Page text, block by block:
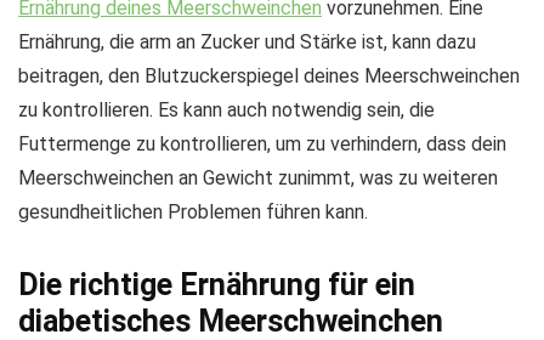
Ernährung deines Meerschweinchen vorzunehmen. Eine
Ernährung, die arm an Zucker und Stärke ist, kann dazu
beitragen, den Blutzuckerspiegel deines Meerschweinchen
zu kontrollieren. Es kann auch notwendig sein, die
Futtermenge zu kontrollieren, um zu verhindern, dass dein
Meerschweinchen an Gewicht zunimmt, was zu weiteren
gesundheitlichen Problemen führen kann.
Die richtige Ernährung für ein
diabetisches Meerschweinchen